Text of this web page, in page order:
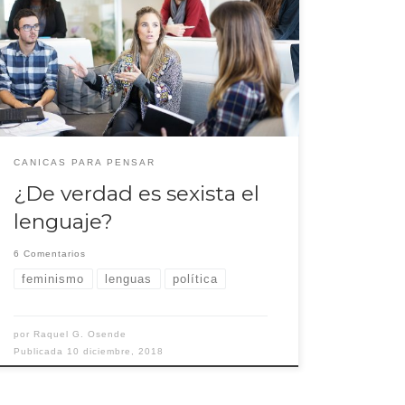
correcciones lingüísticas en el habla común para evitar
el machismo en el lenguaje e incluso han creado guías
sobre cómo deberíamos hablar para respetar a las
mujeres. A día de hoy, solo los políticos (y las políticas)
[…]
CANICAS PARA PENSAR
¿De verdad es sexista el
lenguaje?
6 Comentarios
feminismo lenguas política
por
Raquel G. Osende
Publicada 10 diciembre, 2018